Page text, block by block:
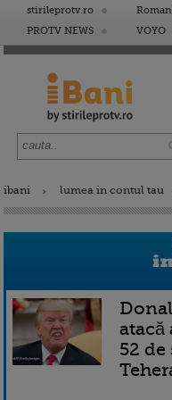
stirileprotv.ro
PROTV NEWS
VOYO
ibani lumea in contul tau
atacă
52